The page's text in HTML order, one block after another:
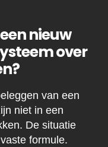
nieuw
over
van een
niet in een
De situatie
formule.